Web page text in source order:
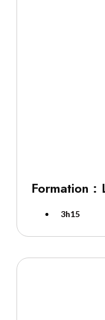
Formation :
3h15